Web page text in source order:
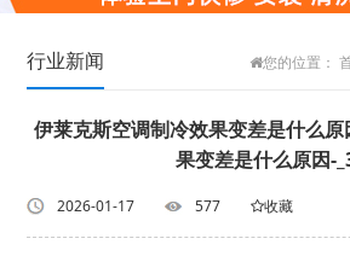
行业新闻 您的位置：
伊莱克斯空调制冷效果变差是什么
果变差是什么原因-
2026-01-17 577 收藏